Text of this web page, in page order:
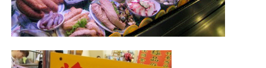
照相簿
影音區
創意出版服務